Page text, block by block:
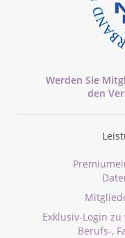
Werden Sie
den
Exklusiv-Login
Berufs-,